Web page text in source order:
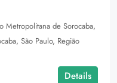
Metropolitana de Sorocaba,
São Paulo, Região
Details